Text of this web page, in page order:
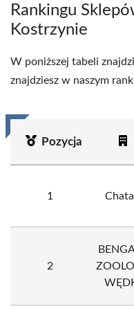
Rankingu
Kostrzynie
W poniższej tabeli
znajdziesz w naszym
Pozycja
1
2